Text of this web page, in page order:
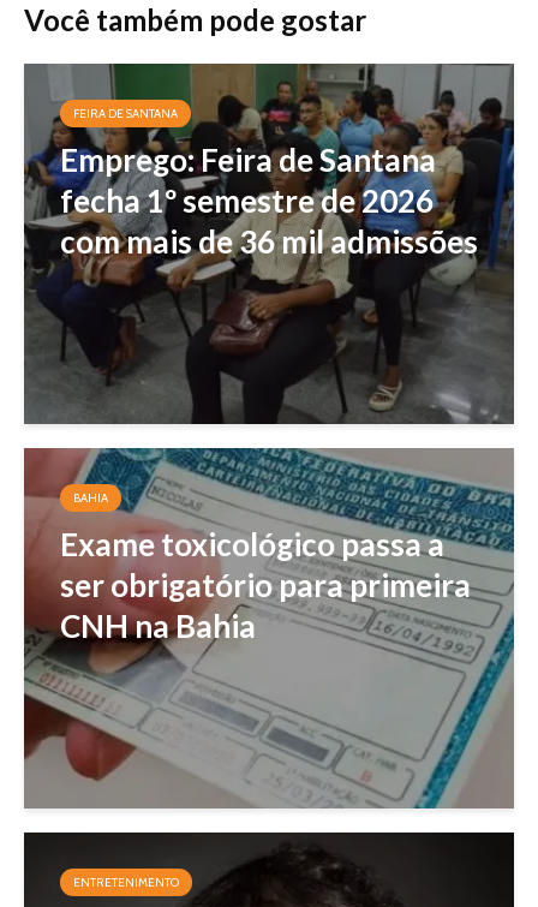
Você também pode gostar
FEIRA DE SANTANA
Emprego: Feira de Santana
fecha 1º semestre de 2026
com mais de 36 mil admissões
BAHIA
Exame toxicológico passa a
ser obrigatório para primeira
CNH na Bahia
ENTRETENIMENTO